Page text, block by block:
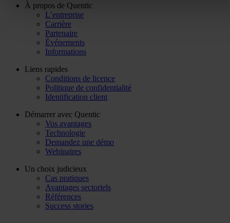
À propos de Quentic
L’entreprise
Carrière
Partenaire
Événements
Informations
Liens rapides
Conditions de licence
Politique de confidentialité
Identification client
Démarrer avec Quentic
Vos avantages
Technologie
Demandez une démo
Webinaires
Un choix judicieux
Cas pratiques
Avantages sectoriels
Références
Success stories